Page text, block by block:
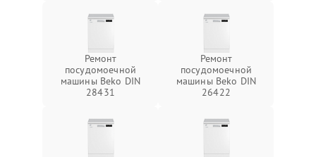
Ремонт
посудомоечной
машины Beko DIN
28431
Ремонт
посудомоечной
машины Beko DIN
26422